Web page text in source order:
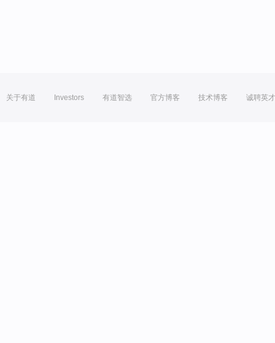
关于有道 Investors 有道智选 官方博客 技术博客 诚聘英才